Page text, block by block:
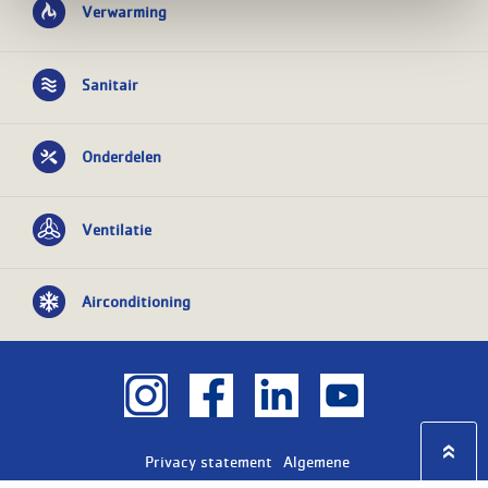
Verwarming
Sanitair
Onderdelen
Ventilatie
Airconditioning
Privacy statement
Algemene